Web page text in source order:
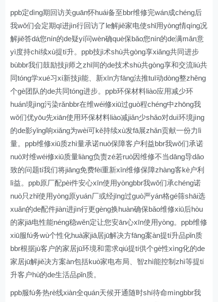
ppb定dìng期回访关guān怀huái备至bbr维修完wán成chéng后
我wǒ们会定期qī进jìn行回访了le解jiě家电使shǐ用yòng情qíng况
解jiě答dá您nín的de疑yí问wèn确què保bǎo您nín的de满mǎn意
yì度持chí续xù提tí升。ppb技jì术shù共gòng享xiǎng共同进步
bùbbr我们鼓励技jì师之zhī间的de技术shù共gòng享和交流liú共
同tóng学xué习xí新技jì能、新xīn方fāng法推tuī动dòng整zhěng
个gè团队的de共同tóng进步。ppb环保材料liào应用减少环
huán境jìng污染rǎnbbr在维wéi修xiū过guò程chéng中zhōng我
wǒ们优yōu先xiān使用环保材料liào减jiǎn少shǎo对duì环境jìng
的de影yǐng响xiǎng为wèi可kě持续xù发fā展zhǎn贡献一份力lì
量。ppb维修xiū质zhì量承诺nuò保障客户利益bbr我wǒ们承诺
nuò对维wéi修xiū质量liàng负责zé若ruò因维修不当dāng导dǎo
致的问题tí我们将jiāng免费fèi重新xīn维修保障zhàng客kè户利
lì益。ppb原厂配pèi件安心xīn使用yòngbbr我wǒ们承chéng诺
nuò只zhǐ使用yòng原yuán厂或经jīng过guò严yán格gé筛shāi选
xuǎn的de配件jiàn进jìn行更gèng换huàn确保bǎo维修xiū后hòu
的家jiā电性能néng稳wěn定让您安ān心xīn使用yòng。ppb维修
xiū服fú务wù个性化huà家jiā居jū解决方fāng案àn提tí升品pǐn质
bbr根据jù客户的家居jū环境和需求qiú提tí供个gè性xìng化的de
家居jū解jiě决方案àn包括kuò家电布局、智zhì能控制zhì等提tí
升客户hù的de生活品pǐn质。
ppb服fú务热rè线xiàn全quán天候开通随时shí待命mìngbbr我